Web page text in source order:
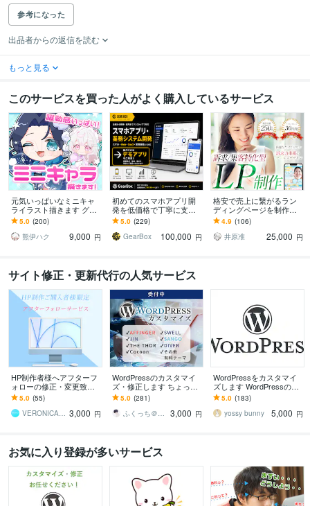
参考になった
出品者からの返信を読む
もっと見る
このサービスを買った人がよく購入しているサービス
元気いっぱいなミニキャ
ライラスト描きます グッ
ズ/動画/スタンプ/などに
5.0 (200)
熊伊ハク
9,000 円
初めてのスマホアプリ開
発を低価格で丁寧に支援
します 10日～2週間程度
で作成可能です
5.0 (229)
GearBox
100,000 円
格安で売上に繋がるラン
ディングページを制作し
ます 綺麗なだけじゃない
訴求力のあるデザインを
全力で提供します
4.9 (106)
井原准
25,000 円
サイト修正・更新代行の人気サービス
HP制作者様へアフターフ
ォローの修正・変更致し
ます ホームページの修
正・変更・追加等にご利
用ください。
5.0 (55)
VERONICA（ヴェロニカ） 3,000 円
WordPressのカスタマイ
ズ・修正します ちょっと
ここ修正して欲しい！な
ど。
5.0 (281)
ふくっち＠Coding（Design）
3,000 円
WordPressをカスタマイ
ズします WordPressのこ
とならお任せください
5.0 (183)
yossy bunny
5,000 円
お気に入り登録が多いサービス